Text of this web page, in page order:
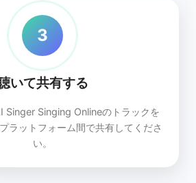
3
いて共有する
Singer Singing Onlineのトラックを
ラットフォーム間で共有してくださ
い。